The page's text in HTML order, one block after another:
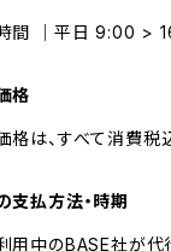
間 ｜平日 9:00 >
格
格は、すべて消費税
支払方法・時期
用中のBASE社が代